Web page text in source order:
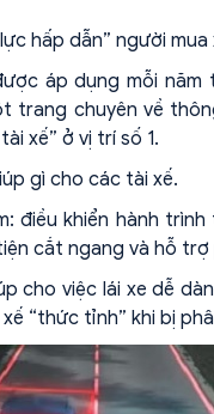
hấp dẫn” người mua
áp dụng mỗi
trang chuyên về
xế” ở vị trí số 1.
gì cho các tài xế.
điều khiển hành
cắt ngang và hỗ trợ
cho việc lái xe dễ
“thức tỉnh” khi bị